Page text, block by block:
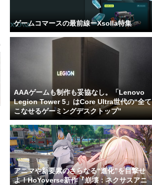
ゲームコマースの最前線ーXsolla特集
AAAゲームも制作も妥協なし。「Lenovo
Legion Tower 5」はCore Ultra世代の“全て
こなせるゲーミングデスクトップ”
アニマや新要素のさらなる“進化”を目撃せ
よ！HoYoverse新作『崩壊：ネクサスアニ